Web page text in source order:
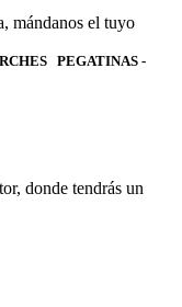
mándanos el tuyo
PEGATINAS -
donde tendrás un